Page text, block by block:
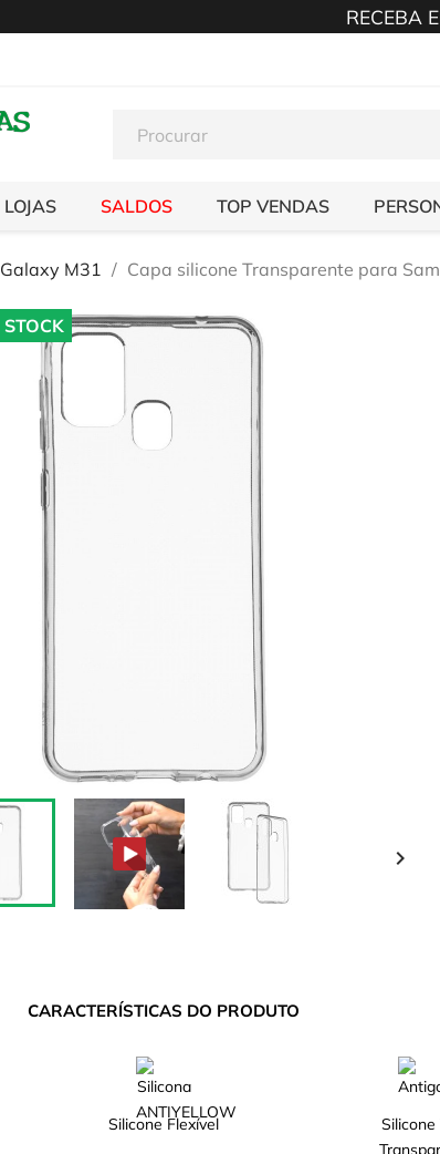
RECEBA
LOJAS SALDOS TOP VENDAS
M31 Capa silicone Transparente para

CARACTERÍSTICAS DO PRODUTO
Silicone Flexível
Silicone